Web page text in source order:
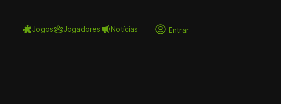
Jogos Jogadores Notícias Entrar